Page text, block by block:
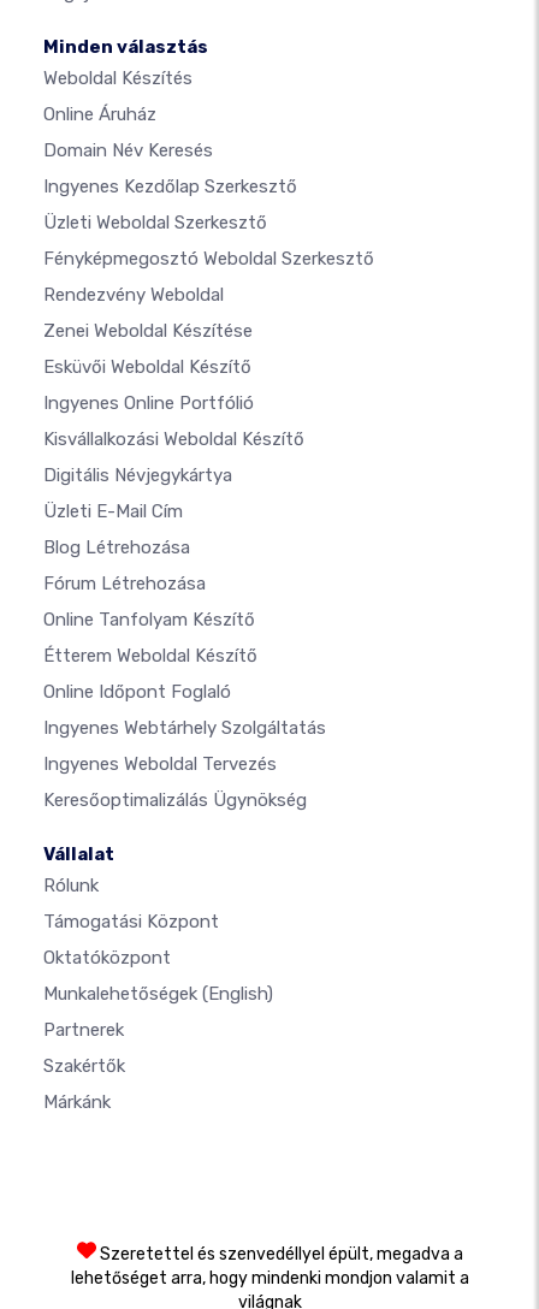
Minden választás
Weboldal Készítés
Online Áruház
Domain Név Keresés
Ingyenes Kezdőlap Szerkesztő
Üzleti Weboldal Szerkesztő
Fényképmegosztó Weboldal Szerkesztő
Rendezvény Weboldal
Zenei Weboldal Készítése
Esküvői Weboldal Készítő
Ingyenes Online Portfólió
Kisvállalkozási Weboldal Készítő
Digitális Névjegykártya
Üzleti E-Mail Cím
Blog Létrehozása
Fórum Létrehozása
Online Tanfolyam Készítő
Étterem Weboldal Készítő
Online Időpont Foglaló
Ingyenes Webtárhely Szolgáltatás
Ingyenes Weboldal Tervezés
Keresőoptimalizálás Ügynökség
Vállalat
Rólunk
Támogatási Központ
Oktatóközpont
Munkalehetőségek (English)
Partnerek
Szakértők
Márkánk
Szeretettel és szenvedéllyel épült, megadva a
lehetőséget arra, hogy mindenki mondjon valamit a
világnak